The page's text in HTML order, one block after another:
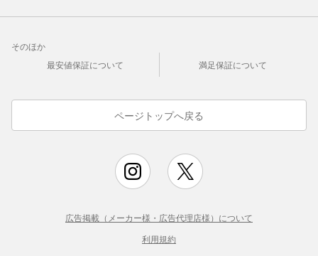
そのほか
最安値保証について
満足保証について
ページトップへ戻る
広告掲載（メーカー様・広告代理店様）について
利用規約